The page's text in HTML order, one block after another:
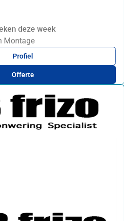
deze week
Montage
Profiel
Offerte